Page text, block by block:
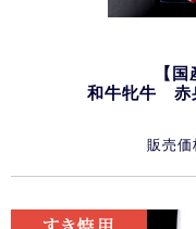
【
和牛牝牛 赤
販売価